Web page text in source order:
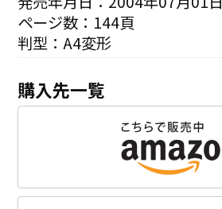
ページ数：144頁
判型：A4変形
購入先一覧